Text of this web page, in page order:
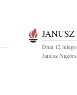
Dnia 12
Janusz